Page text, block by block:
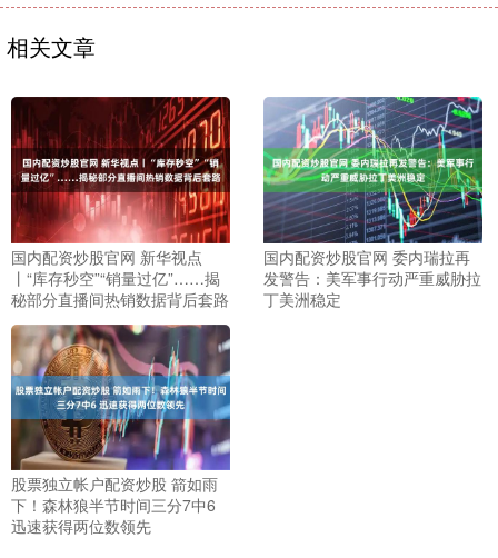
相关文章
国内配资炒股官网 新华视点
丨“库存秒空”“销量过亿”……揭
秘部分直播间热销数据背后套路
国内配资炒股官网 委内瑞拉再
发警告：美军事行动严重威胁拉
丁美洲稳定
股票独立帐户配资炒股 箭如雨
下！森林狼半节时间三分7中6
迅速获得两位数领先